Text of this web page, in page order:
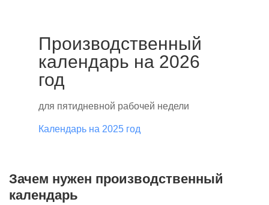
Производственный
календарь на 2026
год
для пятидневной рабочей недели
Календарь на 2025 год
Зачем нужен производственный
календарь